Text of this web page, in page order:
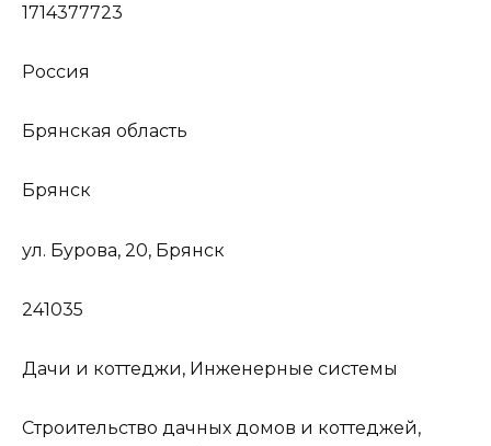
1714377723
Россия
Брянская область
Брянск
ул. Бурова, 20, Брянск
241035
Дачи и коттеджи, Инженерные системы
Строительство дачных домов и коттеджей,